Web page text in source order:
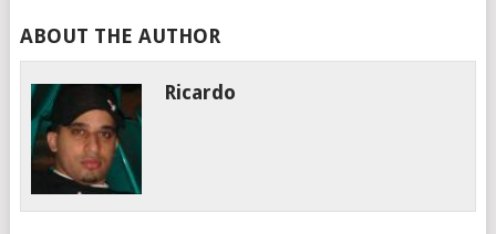
ABOUT THE AUTHOR
Ricardo